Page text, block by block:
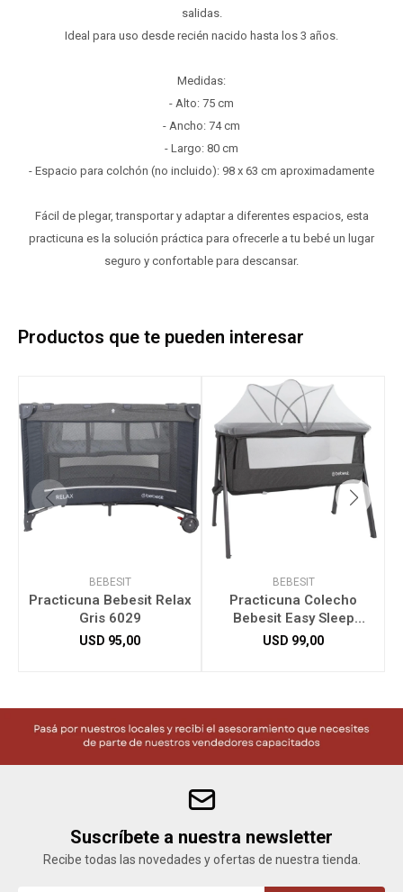
salidas.
Ideal para uso desde recién nacido hasta los 3 años.
Medidas:
- Alto: 75 cm
- Ancho: 74 cm
- Largo: 80 cm
- Espacio para colchón (no incluido): 98 x 63 cm aproximadamente
Fácil de plegar, transportar y adaptar a diferentes espacios, esta
practicuna es la solución práctica para ofrecerle a tu bebé un lugar
seguro y confortable para descansar.
Productos que te pueden interesar
BEBESIT
Practicuna Bebesit Relax
Gris 6029
USD 95,00
BEBESIT
Practicuna Colecho
Bebesit Easy Sleep
C/Mosquitero Gris 6090
USD 99,00
Suscríbete a nuestra newsletter
Recibe todas las novedades y ofertas de nuestra tienda.